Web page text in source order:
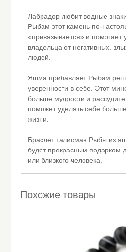
Лабрадор любит водные
Рыбам этот камень по-
«привязывается» и помогает
владельца от негативных,
людей.
Яшма прибавляет Рыбам
уверенности в себе. Этот
больше мудрости и
поможет уделять себе
жизни.
Браслет талисман Рыбы из
будет прекрасным подарком
или близкого человека.
Похожие товары